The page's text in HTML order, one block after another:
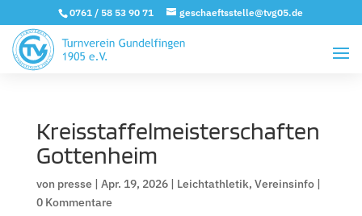
0761 / 58 53 90 71 geschaeftsstelle@tvg05.de
Kreisstaffelmeisterschaften
Gottenheim
von presse| Apr. 19, 2026| Leichtathletik, Vereinsinfo|
0 Kommentare